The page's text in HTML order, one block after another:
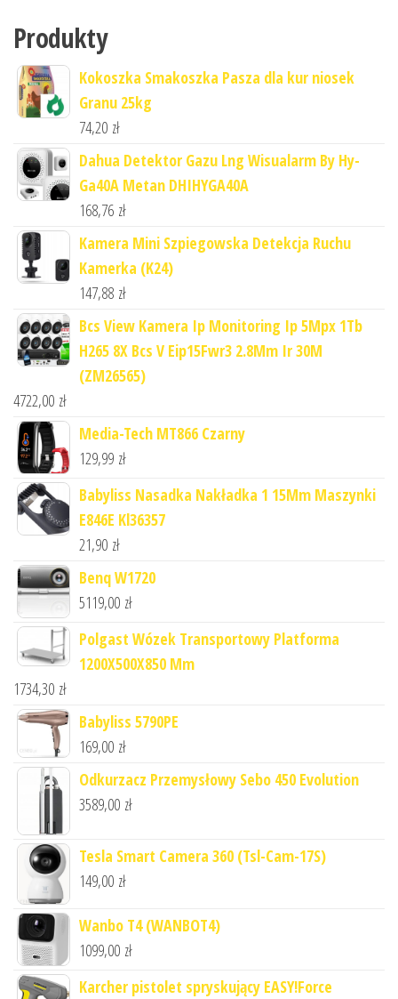
Produkty
Kokoszka Smakoszka Pasza dla kur niosek
Granu 25kg
74,20 zł
Dahua Detektor Gazu Lng Wisualarm By Hy-
Ga40A Metan DHIHYGA40A
168,76 zł
Kamera Mini Szpiegowska Detekcja Ruchu
Kamerka (K24)
147,88 zł
Bcs View Kamera Ip Monitoring Ip 5Mpx 1Tb
H265 8X Bcs V Eip15Fwr3 2.8Mm Ir 30M
(ZM26565)
4722,00 zł
Media-Tech MT866 Czarny
129,99 zł
Babyliss Nasadka Nakładka 1 15Mm Maszynki
E846E Kl36357
21,90 zł
Benq W1720
5119,00 zł
Polgast Wózek Transportowy Platforma
1200X500X850 Mm
1734,30 zł
Babyliss 5790PE
169,00 zł
Odkurzacz Przemysłowy Sebo 450 Evolution
3589,00 zł
Tesla Smart Camera 360 (Tsl-Cam-17S)
149,00 zł
Wanbo T4 (WANBOT4)
1099,00 zł
Karcher pistolet spryskujący EASY!Force